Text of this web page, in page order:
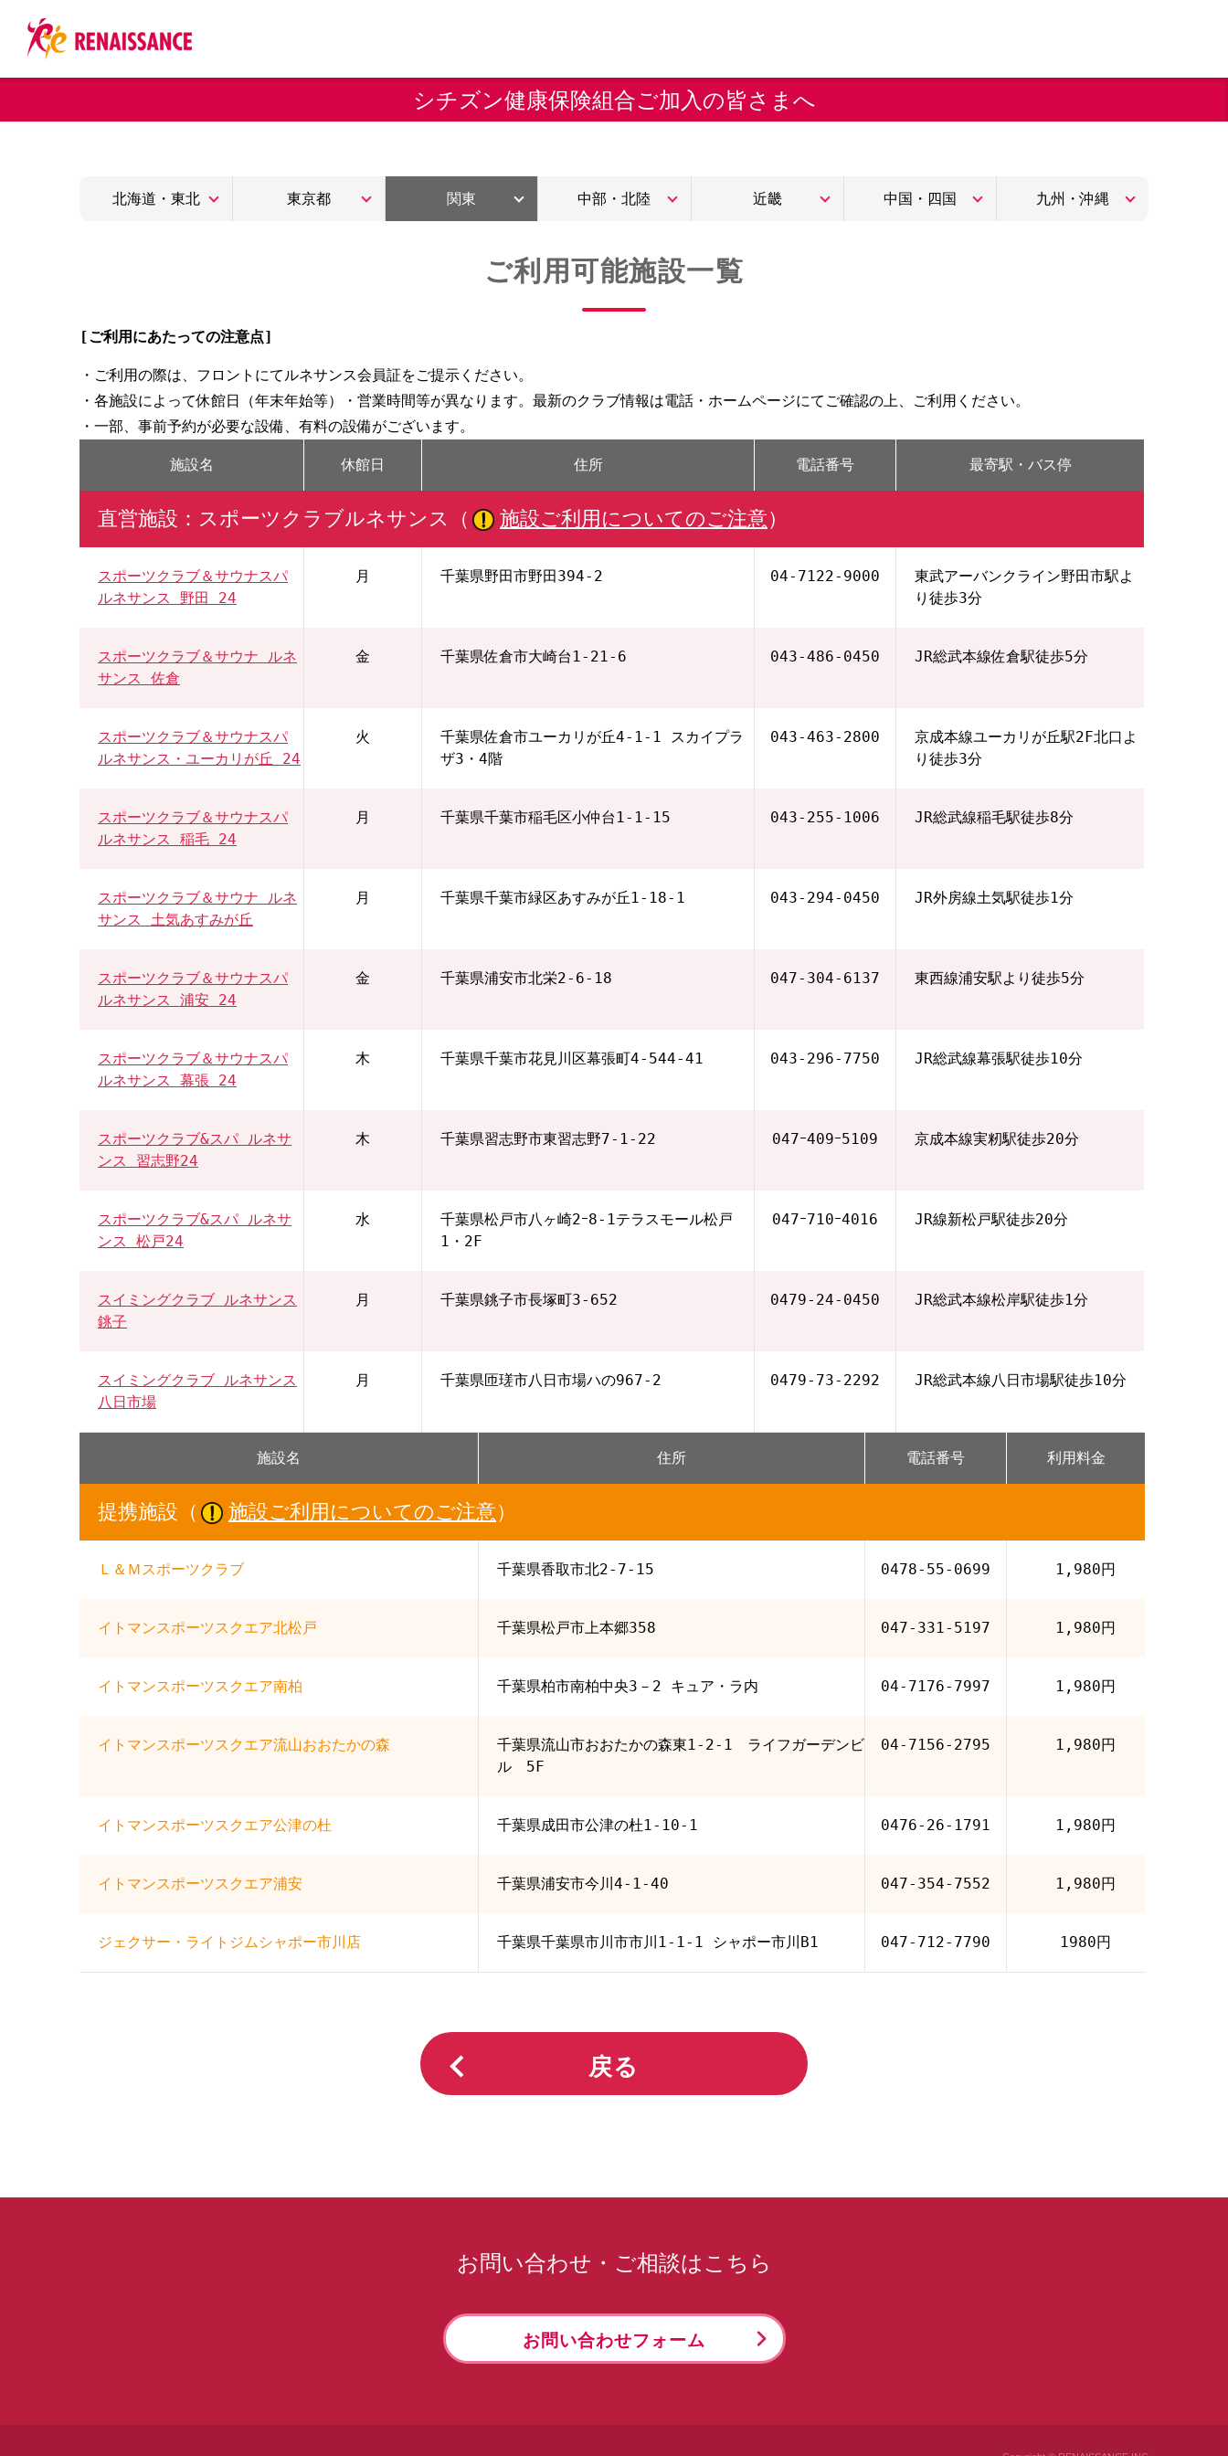
シチズン健康保険組合ご加入の皆さまへ
北海道・東北 東京都 関東 中部・北陸 近畿 中国・四国 九州・沖縄
ご利用可能施設一覧
[ご利用にあたっての注意点]
・ご利用の際は、フロントにてルネサンス会員証をご提示ください。
・各施設によって休館日（年末年始等）・営業時間等が異なります。最新のクラブ情報は電話・ホームページにてご確認の上、ご利用ください。
・一部、事前予約が必要な設備、有料の設備がございます。
施設名 休館日 住所 電話番号 最寄駅・バス停
直営施設：スポーツクラブルネサンス（ 施設ご利用についてのご注意）
スポーツクラブ＆サウナスパ
ルネサンス 野田 24
月 千葉県野田市野田394-2 04‐7122‐9000
東武アーバンクライン野田市駅よ
り徒歩3分
スポーツクラブ＆サウナ ルネ
サンス 佐倉
金 千葉県佐倉市大崎台1-21-6 043‐486‐0450 JR総武本線佐倉駅徒歩5分
スポーツクラブ＆サウナスパ
ルネサンス・ユーカリが丘 24
火
千葉県佐倉市ユーカリが丘4-1-1 スカイプラ
ザ3・4階
043-463-2800
京成本線ユーカリが丘駅2F北口よ
り徒歩3分
スポーツクラブ＆サウナスパ
ルネサンス 稲毛 24
月 千葉県千葉市稲毛区小仲台1-1-15 043‐255‐1006 JR総武線稲毛駅徒歩8分
スポーツクラブ＆サウナ ルネ
サンス 土気あすみが丘
月 千葉県千葉市緑区あすみが丘1-18-1 043‐294‐0450 JR外房線土気駅徒歩1分
スポーツクラブ＆サウナスパ
ルネサンス 浦安 24
金 千葉県浦安市北栄2-6-18 047‐304‐6137 東西線浦安駅より徒歩5分
スポーツクラブ＆サウナスパ
ルネサンス 幕張 24
木 千葉県千葉市花見川区幕張町4-544-41 043‐296‐7750 JR総武線幕張駅徒歩10分
スポーツクラブ&スパ ルネサ
ンス 習志野24
木 千葉県習志野市東習志野7-1-22 047ｰ409ｰ5109 京成本線実籾駅徒歩20分
スポーツクラブ&スパ ルネサ
ンス 松戸24
水
千葉県松戸市八ヶ崎2ｰ8-1テラスモール松戸
1・2F
047ｰ710ｰ4016 JR線新松戸駅徒歩20分
スイミングクラブ ルネサンス
銚子
月 千葉県銚子市長塚町3-652 0479‐24‐0450 JR総武本線松岸駅徒歩1分
スイミングクラブ ルネサンス
八日市場
月 千葉県匝瑳市八日市場ハの967-2 0479‐73‐2292 JR総武本線八日市場駅徒歩10分
施設名 住所 電話番号 利用料金
提携施設（ 施設ご利用についてのご注意）
Ｌ＆Ｍスポーツクラブ 千葉県香取市北2-7-15 0478-55-0699 1,980円
イトマンスポーツスクエア北松戸 千葉県松戸市上本郷358 047-331-5197 1,980円
イトマンスポーツスクエア南柏 千葉県柏市南柏中央3－2 キュア・ラ内 04-7176-7997 1,980円
イトマンスポーツスクエア流山おおたかの森
千葉県流山市おおたかの森東1-2-1 ライフガーデンビ
ル 5F
04-7156-2795 1,980円
イトマンスポーツスクエア公津の杜 千葉県成田市公津の杜1-10-1 0476-26-1791 1,980円
イトマンスポーツスクエア浦安 千葉県浦安市今川4-1-40 047-354-7552 1,980円
ジェクサー・ライトジムシャポー市川店 千葉県千葉県市川市市川1-1-1 シャポー市川B1 047-712-7790 1980円
戻る
お問い合わせ・ご相談はこちら
お問い合わせフォーム